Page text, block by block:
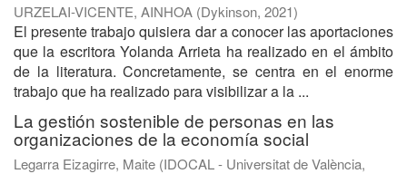
URZELAI-VICENTE, AINHOA (Dykinson, 2021)
El presente trabajo quisiera dar a conocer las aportaciones
que la escritora Yolanda Arrieta ha realizado en el ámbito
de la literatura. Concretamente, se centra en el enorme
trabajo que ha realizado para visibilizar a la ...
La gestión sostenible de personas en las
organizaciones de la economía social
Legarra Eizagirre, Maite (IDOCAL - Universitat de València,